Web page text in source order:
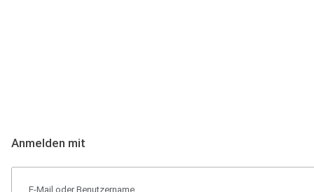
Anmelden mit